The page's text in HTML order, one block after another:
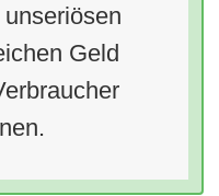
Geld